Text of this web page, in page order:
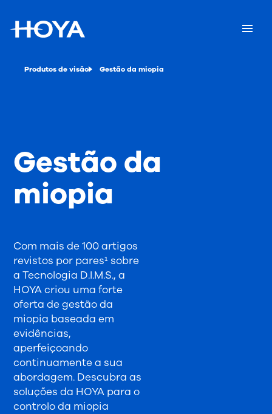
Produtos de visão Gestão da miopia
Com mais de 100 artigos
revistos por pares¹ sobre
a Tecnologia D.I.M.S., a
HOYA criou uma forte
oferta de gestão da
miopia baseada em
evidências,
aperfeiçoando
continuamente a sua
abordagem. Descubra as
soluções da HOYA para o
controlo da miopia
Gestão da
miopia